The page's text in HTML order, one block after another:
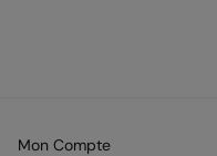
Mon Compte